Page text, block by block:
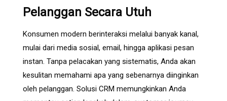
Pelanggan Secara Utuh
Konsumen modern berinteraksi melalui banyak kanal,
mulai dari media sosial, email, hingga aplikasi pesan
instan. Tanpa pelacakan yang sistematis, Anda akan
kesulitan memahami apa yang sebenarnya diinginkan
oleh pelanggan. Solusi CRM memungkinkan Anda